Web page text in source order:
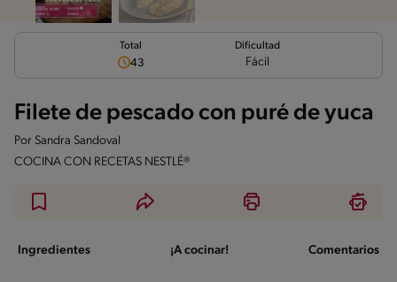
Total
43
Dificultad
Fácil
Filete de pescado con puré de yuca
Por Sandra Sandoval
COCINA CON RECETAS NESTLÉ®
Ingredientes ¡A cocinar! Comentarios